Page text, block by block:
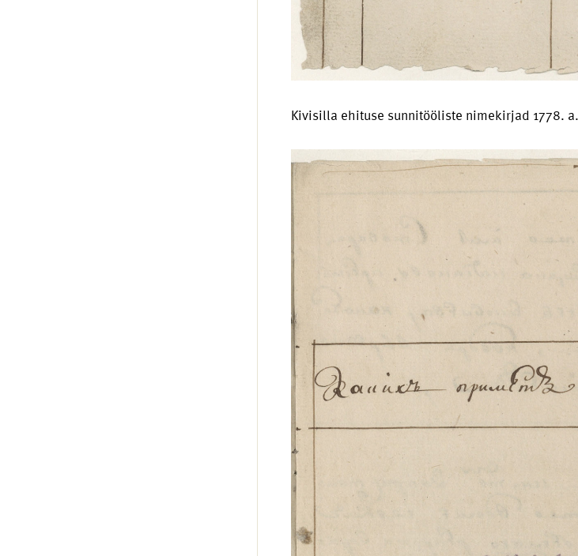
Kivisilla ehituse sunnitööliste nimekirjad 1778.